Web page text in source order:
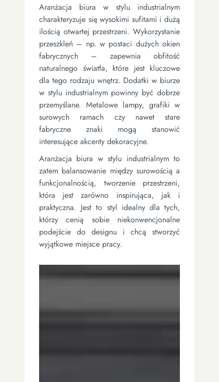
Aranżacja biura w stylu industrialnym
charakteryzuje się wysokimi sufitami i dużą
ilością otwartej przestrzeni. Wykorzystanie
przeszkleń – np. w postaci dużych okien
fabrycznych – zapewnia obfitość
naturalnego światła, które jest kluczowe
dla tego rodzaju wnętrz. Dodatki w biurze
w stylu industrialnym powinny być dobrze
przemyślane. Metalowe lampy, grafiki w
surowych ramach czy nawet stare
fabryczne znaki mogą stanowić
interesujące akcenty dekoracyjne.
Aranżacja biura w stylu industrialnym to
zatem balansowanie między surowością a
funkcjonalnością, tworzenie przestrzeni,
która jest zarówno inspirująca, jak i
praktyczna. Jest to styl idealny dla tych,
którzy cenią sobie niekonwencjonalne
podejście do designu i chcą stworzyć
wyjątkowe miejsce pracy.